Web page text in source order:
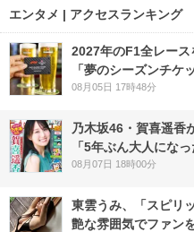
エンタメ | アクセスランキング
2027年のF1全レース
「夢のシーズンチケ
08月05日 17時48分
乃木坂46・賀喜遥香
「5年ぶん大人にな
08月07日 18時00分
東雲うみ、「スピリ
艶な雰囲気でファン